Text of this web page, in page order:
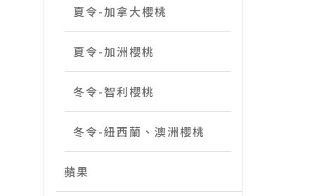
夏令-加拿大櫻桃
夏令-加洲櫻桃
冬令-智利櫻桃
冬令-紐西蘭、澳洲櫻桃
蘋果